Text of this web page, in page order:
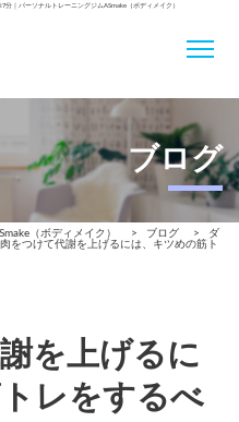
｜パーソナルトレーニングジムASmake（ボディメイク）
ブログ
（ボディメイク） > ブログ >
ダ
をつけて代謝を上げるには、キツめの筋ト
を上げるに
レをするべ